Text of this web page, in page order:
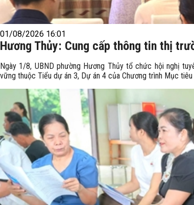
01/08/2026 16:01
Hương Thủy: Cung cấp thông tin thị
Ngày 1/8, UBND phường Hương Thủy tổ chức hội nghị
vững thuộc Tiểu dự án 3, Dự án 4 của Chương trình Mục